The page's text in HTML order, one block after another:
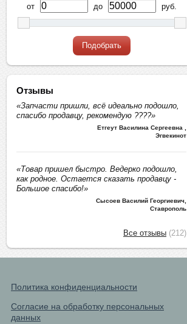
от до руб.
Подобрать
Отзывы
«Запчасти пришли, всё идеально подошло,
спасибо продавцу, рекомендую ????»
Етгеут Василина Сергеевна
Эгвекинот
«Товар пришел быстро. Ведерко подошло,
как родное. Остается сказать продавцу -
Большое спасибо!»
Сысоев Василий Георгиевич
Ставрополь
Все отзывы (212)
Политика конфиденциальности
Согласие на обработку персональных
данных